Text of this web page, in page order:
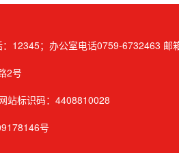
12345；办公室电话0759-6732463 邮箱
2号
站标识码：4408810028
号